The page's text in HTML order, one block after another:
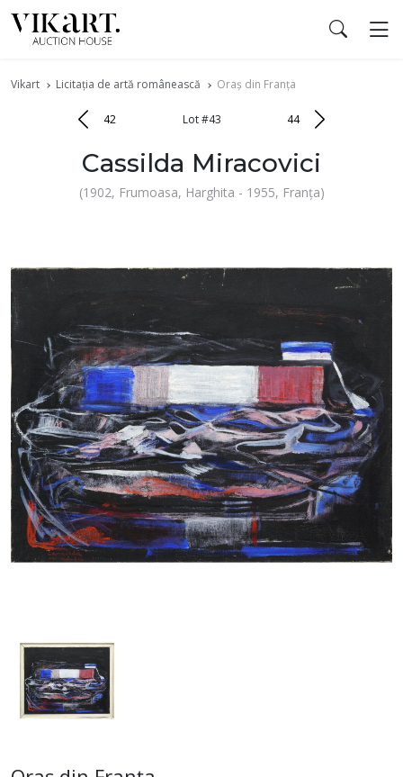
Vikart Licitația de artă românească Oraș din Franța
42 Lot #43 44
Cassilda Miracovici
(1902, Frumoasa, Harghita - 1955, Franța)